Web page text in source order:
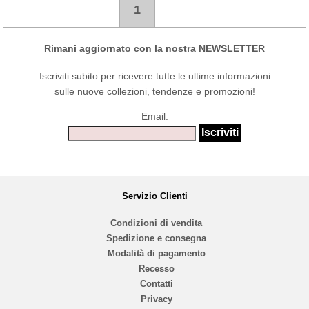
1
Rimani aggiornato con la nostra NEWSLETTER
Iscriviti subito per ricevere tutte le ultime informazioni
sulle nuove collezioni, tendenze e promozioni!
Email:
Servizio Clienti
Condizioni di vendita
Spedizione e consegna
Modalità di pagamento
Recesso
Contatti
Privacy